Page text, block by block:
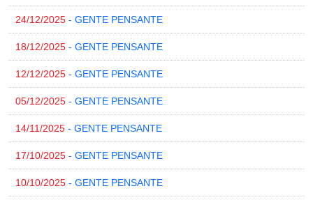
24/12/2025 - GENTE PENSANTE
18/12/2025 - GENTE PENSANTE
12/12/2025 - GENTE PENSANTE
05/12/2025 - GENTE PENSANTE
14/11/2025 - GENTE PENSANTE
17/10/2025 - GENTE PENSANTE
10/10/2025 - GENTE PENSANTE